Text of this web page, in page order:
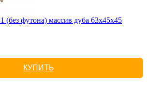
(без футона) массив дуба 63х45х45
КУПИТЬ